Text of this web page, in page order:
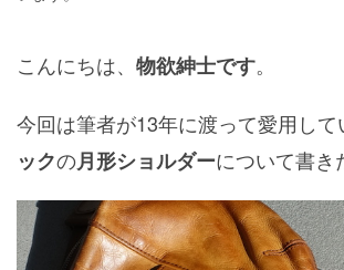
こんにちは、 物欲紳士です。
今回は筆者が13年に渡って愛用して
ックの月形ショルダーについて書き